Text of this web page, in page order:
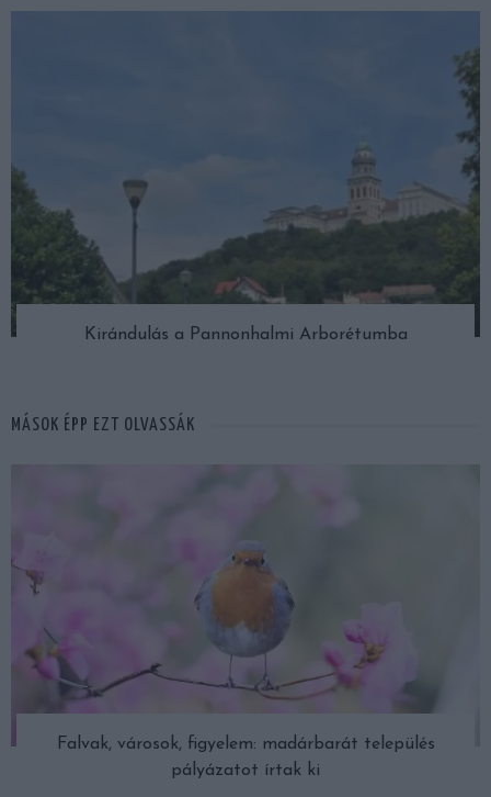
Kirándulás a Pannonhalmi Arborétumba
MÁSOK ÉPP EZT OLVASSÁK
Falvak, városok, figyelem: madárbarát település
pályázatot írtak ki